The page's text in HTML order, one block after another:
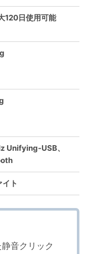
120日使用可能
Unifying-USB、
ト
音クリック